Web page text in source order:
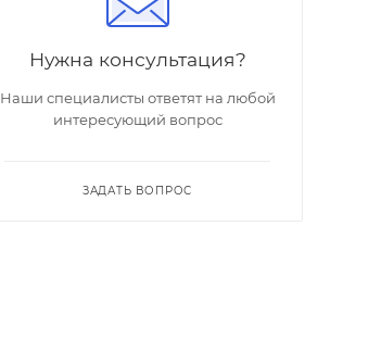
Нужна консультация?
Наши специалисты ответят на любой
интересующий вопрос
ЗАДАТЬ ВОПРОС